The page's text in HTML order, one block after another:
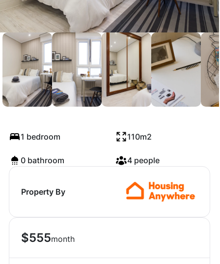
Ercilla Kalea, Bilbao
1 bedroom 110m2
0 bathroom 4 people
Property By
$555month